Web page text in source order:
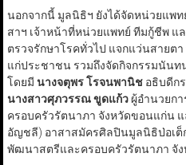
นอกจากนี้ มูลนิธิฯ ยังได้จัดหน่วยแพ
สาฯ เจ้าหน้าที่หน่วยแพทย์ ทีมกู้ชีพ แ
ตรวจรักษาโรคทั่วไป แจกแว่นสายต
แก่ประชาชน รวมถึงจัดกิจกรรมนันท
โดยมี นางจตุพร โรจนพานิชอธิบดีก
นางสาวศุภวรรณ ขูดแก้วผู้อำนวยก
ครอบครัวรัตนาภา จังหวัดขอนแก่น แ
อัญชลี) อาสาสมัครศิลปินมูลนิธิป่อเต็
พัฒนาสตรีและครอบครัวรัตนาภา จั